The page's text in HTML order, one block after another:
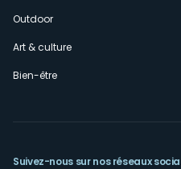
Outdoor
Art & culture
Bien-être
Suivez-nous sur nos réseaux